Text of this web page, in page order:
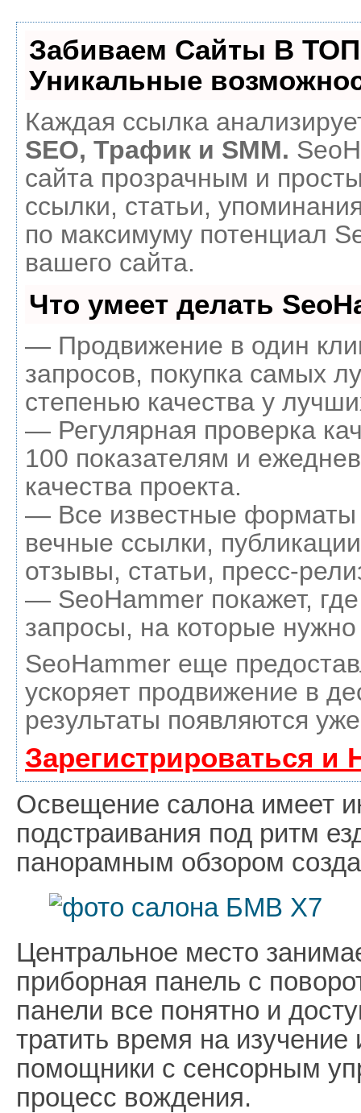
Забиваем Сайты В
Уникальные
Каждая ссылка
SEO, Трафик и SMM.
сайта прозрачным и
ссылки, статьи,
по максимуму потенциал
вашего сайта.
Что умеет делать
— Продвижение в один
запросов, покупка самых
степенью качества у
— Регулярная проверка
100 показателям и
качества проекта.
— Все известные форматы
вечные ссылки,
отзывы, статьи, пресс-
— SeoHammer покажет,
запросы, на которые
SeoHammer еще
ускоряет продвижение в
результаты появляются
Зарегистрироваться и
Освещение салона имеет
подстраивания под ритм
панорамным обзором
Центральное место
приборная панель с
панели все понятно и
тратить время на
помощники с сенсорным
процесс вождения.